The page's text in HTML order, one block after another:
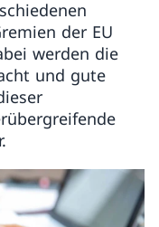
der EU
werden die
und gute